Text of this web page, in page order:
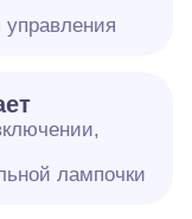
лампочки